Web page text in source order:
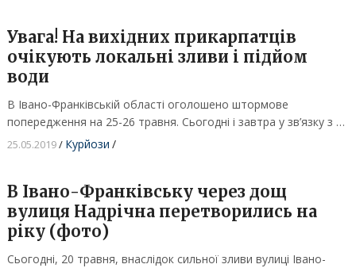
Увага! На вихідних прикарпатців
очікують локальні зливи і підйом
води
В Івано-Франківській області оголошено штормове
попередження на 25-26 травня. Сьогодні і завтра у зв’язку з …
25.05.2019/ Курйози /
В Івано-Франківську через дощ
вулиця Надрічна перетворились на
ріку (фото)
Сьогодні, 20 травня, внаслідок сильної зливи вулиці Івано-